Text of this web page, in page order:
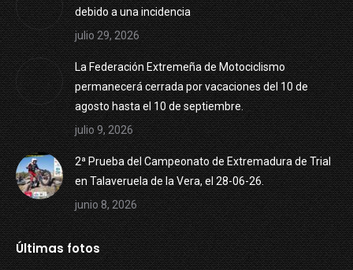
debido a una incidencia
julio 29, 2026
La Federación Extremeña de Motociclismo
permanecerá cerrada por vacaciones del 10 de
agosto hasta el 10 de septiembre.
julio 9, 2026
2ª Prueba del Campeonato de Extremadura de Trial
en Talaveruela de la Vera, el 28-06-26.
junio 8, 2026
Últimas fotos